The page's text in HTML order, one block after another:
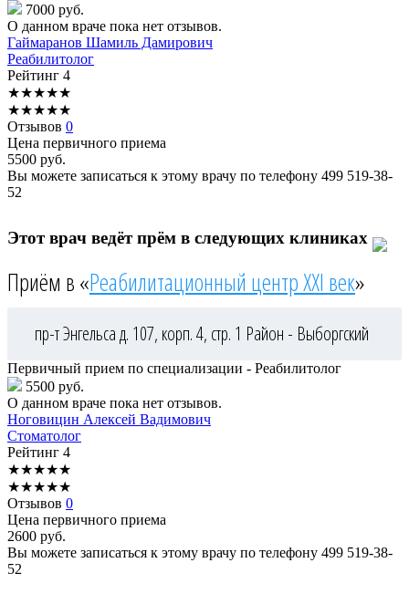
7000 руб.
О данном враче пока нет отзывов.
Гаймаранов Шамиль Дамирович
Реабилитолог
Рейтинг 4
★★★★★
★★★★★
Отзывов 0
Цена первичного приема
5500 руб.
Вы можете записаться к этому врачу по телефону 499 519-38-
52
Этот врач ведёт прём в следующих клиниках
Приём в «Реабилитационный центр XXI век»
пр-т Энгельса д. 107, корп. 4, стр. 1 Район - Выборгский
Первичный прием по специализации - Реабилитолог
5500 руб.
О данном враче пока нет отзывов.
Ноговицин Алексей Вадимович
Стоматолог
Рейтинг 4
★★★★★
★★★★★
Отзывов 0
Цена первичного приема
2600 руб.
Вы можете записаться к этому врачу по телефону 499 519-38-
52